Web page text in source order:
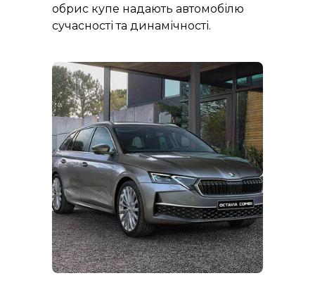
обрис купе надають автомобілю
сучасності та динамічності.